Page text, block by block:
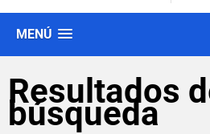
MENÚ
Resultados
búsqueda